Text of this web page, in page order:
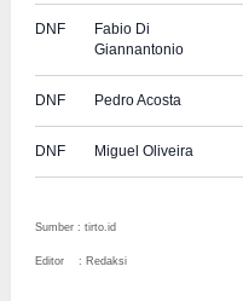
DNF
Fabio Di
Giannantonio
DNF Pedro Acosta
DNF Miguel Oliveira
Sumber : tirto.id
Editor : Redaksi